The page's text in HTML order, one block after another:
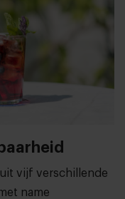
vijf verschillende
name